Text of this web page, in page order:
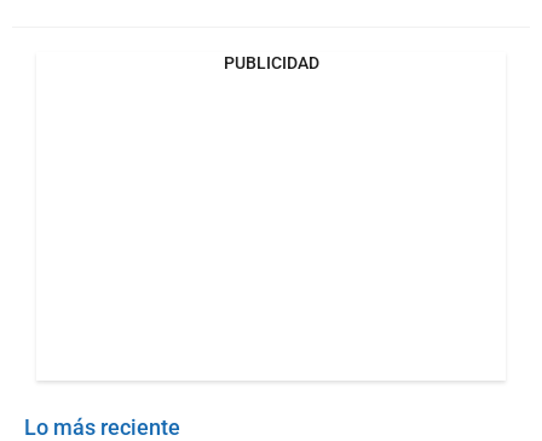
PUBLICIDAD
Lo más reciente